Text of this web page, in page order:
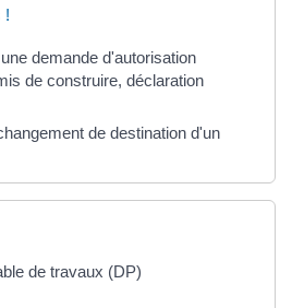
!
demande d'autorisation
de construire, déclaration
de destination d'un
de travaux (DP)